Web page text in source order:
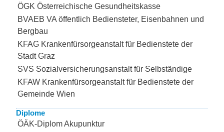
ÖGK Österreichische Gesundheitskasse
BVAEB VA öffentlich Bediensteter, Eisenbahnen und
Bergbau
KFAG Krankenfürsorgeanstalt für Bedienstete der
Stadt Graz
SVS Sozialversicherungsanstalt für Selbständige
KFAW Krankenfürsorgeanstalt für Bedienstete der
Gemeinde Wien
Diplome
ÖÄK-Diplom Akupunktur